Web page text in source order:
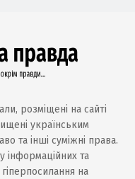
розміщені на сайті
українським
та інші суміжні права.
інформаційних та
на